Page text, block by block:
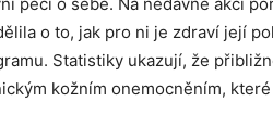
o to, jak pro ni je zdraví její
Statistiky ukazují, že
kožním onemocněním,